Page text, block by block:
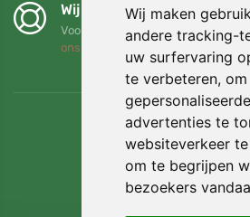
Wij maken
andere tracking-
uw surfervaring
te verbeteren, om
advertenties te
websiteverkeer
om te begrijpen
bezoekers
Wij steunen Trees.org
Voor elke bestelling planten we
ons